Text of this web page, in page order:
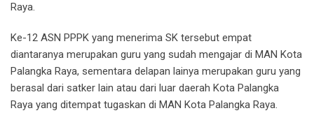
Raya.
Ke-12 ASN PPPK yang menerima SK tersebut empat
diantaranya merupakan guru yang sudah mengajar di MAN Kota
Palangka Raya, sementara delapan lainya merupakan guru yang
berasal dari satker lain atau dari luar daerah Kota Palangka
Raya yang ditempat tugaskan di MAN Kota Palangka Raya.